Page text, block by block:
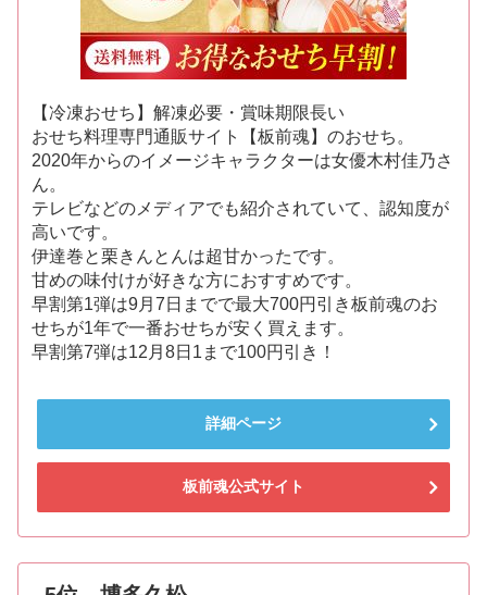
【冷凍おせち】解凍必要・賞味期限長い
おせち料理専門通販サイト【板前魂】のおせち。
2020年からのイメージキャラクターは女優木村佳乃さ
ん。
テレビなどのメディアでも紹介されていて、認知度が
高いです。
伊達巻と栗きんとんは超甘かったです。
甘めの味付けが好きな方におすすめです。
早割第1弾は9月7日までで最大700円引き板前魂のお
せちが1年で一番おせちが安く買えます。
早割第7弾は12月8日1まで100円引き！
詳細ページ
板前魂公式サイト